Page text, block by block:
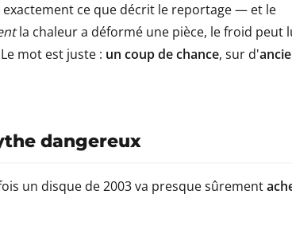
ce que décrit le reportage — et le
la chaleur a déformé une pièce, le froid peut
mot est juste : un coup de chance, sur d'
dangereux
un disque de 2003 va presque sûrement